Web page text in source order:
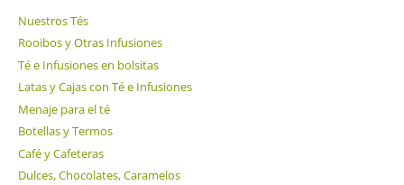
Nuestros Tés
Rooibos y Otras Infusiones
Té e Infusiones en bolsitas
Latas y Cajas con Té e Infusiones
Menaje para el té
Botellas y Termos
Café y Cafeteras
Dulces, Chocolates, Caramelos